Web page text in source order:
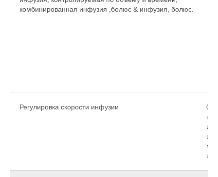
комбинированная инфузия ,болюс & инфузия, болюс.
Регулировка скорости инфузии